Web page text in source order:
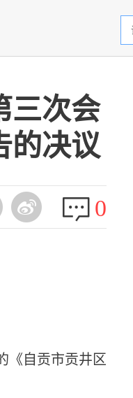
三次会
的决议
0
《自贡市贡井区